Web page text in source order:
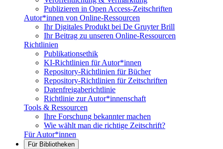
Publizieren in Open Access-Zeitschriften
Autor*innen von Online-Ressourcen
Ihr Digitales Produkt bei De Gruyter Brill
Ihr Beitrag zu unseren Online-Ressourcen
Richtlinien
Publikationsethik
KI-Richtlinien für Autor*innen
Repository-Richtlinien für Bücher
Repository-Richtlinien für Zeitschriften
Datenfreigaberichtlinie
Richtlinie zur Autor*innenschaft
Tools & Ressourcen
Ihre Forschung bekannter machen
Wie wählt man die richtige Zeitschrift?
Für Autor*innen
Für Bibliotheken